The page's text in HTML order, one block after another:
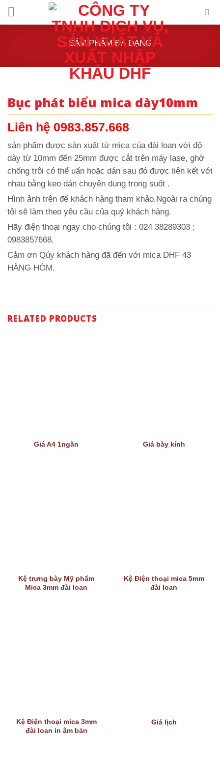
Skip
SẢM PHẨM ĐA DẠNG
Bục phát biểu mica dày10mm
Liên hệ 0983.857.668
sản phẩm được sản xuất từ mica của đài loan với độ
dày từ 10mm đến 25mm được cắt trên máy lase, ghờ
chống trôi có thể uấn hoặc dán sau đó được liên kết với
nhau bằng keo dán chuyên dụng trong suốt .
Hình ảnh trên để khách hàng tham khảo.Ngoài ra chúng
tôi sẽ làm theo yêu cầu của quý khách hàng.
Hãy điện thoại ngay cho chúng tôi : 024 38289303 ;
0983857668.
Cảm ơn Qúy khách hàng đã đến với mica DHF 43
HÀNG HÒM.
RELATED PRODUCTS
Giá A4 1ngăn Giá bày kính
Kệ trưng bày Mỹ phẩm
Mica 3mm đài loan
Kệ Điện thoại mica 5mm
đài loan
Kệ Điện thoại mica 3mm
đài loan in âm bản
Giá lịch